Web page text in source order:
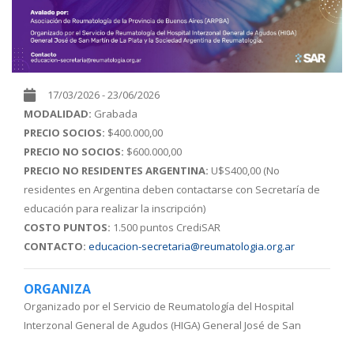
17/03/2026 - 23/06/2026
MODALIDAD: Grabada
PRECIO SOCIOS: $400.000,00
PRECIO NO SOCIOS: $600.000,00
PRECIO NO RESIDENTES ARGENTINA: U$S400,00 (No
residentes en Argentina deben contactarse con Secretaría de
educación para realizar la inscripción)
COSTO PUNTOS: 1.500 puntos CrediSAR
CONTACTO: educacion-secretaria@reumatologia.org.ar
ORGANIZA
Organizado por el Servicio de Reumatología del Hospital
Interzonal General de Agudos (HIGA) General José de San